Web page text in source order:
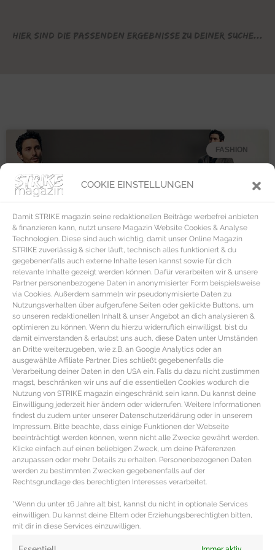
COOKIE EINSTELLUNGEN
Damit STRIKE magazin seine redaktionellen Beiträge werbefrei anbieten
& finanzieren kann, nutzt unsere Magazin Website Cookies & Analyse
Technologien. Diese sind auch wichtig, damit unser Online Magazin
STRIKE zuverlässig & sicher läuft, technisch alles funktioniert & du
gegebenenfalls auch externe Inhalte lesen kannst sowie für dich
relevante Inhalte gezeigt werden können. Dafür verarbeiten wir & unsere
Partner personenbezogene Daten in anonymisierter Form beispielsweise
via Cookies. Außerdem sammeln wir pseudonymisierte Daten zu
Nutzungsverhalten über aufgerufene Seiten oder geklickte Buttons, um
so unseren redaktionellen Inhalt & unser Angebot an dich analysieren &
optimieren zu können. Wenn du hierzu widerruflich einwilligst, bist du
damit einverstanden & erlaubst uns auch, diese Daten unter Umständen
an Dritte weiterzugeben, wie z.B. an Google Analytics oder an
ausgewählte Affiliate Partner. Dies schließt gegebenenfalls die
Verarbeitung deiner Daten in den USA ein. Falls du dazu nicht zustimmen
magst, beschränken wir uns auf die essentiellen Cookies wodurch die
Nutzung von STRIKE magazin eingeschränkt sein kann. Du kannst deine
Einwilligung jederzeit hier ändern oder widerrufen. Weitere Informationen
findest du zudem unter unserer Datenschutzerklärung oder in unserem
Impressum. Bitte beachte, dass einige Funktionen der Webseite
beeinträchtigt werden können, wenn nicht alle Zwecke gewährt werden.
Klicke einfach auf einen beliebigen Zweck, um deine Präferenzen
anzupassen oder mehr Details zu erhalten. Personenbezogenen Daten
werden zu bestimmten Zwecken gegebenenfalls auf der
Rechtsgrundlage des berechtigten Interesses verarbeitet.
*Wenn du unter 16 Jahre alt bist, kannst du nicht in optionale Services
einwilligen. Du kannst deine Eltern oder Erziehungsberechtigten bitten,
mit dir in diese Services einzuwilligen.
Hier sind die passenden Ergebnisse zu deiner Suche...
FASHION
STYLINGTIPPS – Der perfekte
Frühlingslook fürs Business
Frühling Endlich wieder Frühling und deshalb höchste
Zeit die Winterkleidung gegen herrlich